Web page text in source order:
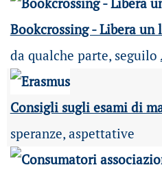
Bookcrossing - Libera un
da qualche parte, seguilo
Consigli sugli esami di
speranze, aspettative